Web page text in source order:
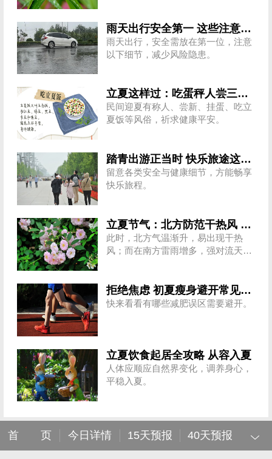
雨天出行安全第一 这些注意事项莫忽视
雨天出行，安全需放在第一位，注意
以下细节，减少风险隐患。
立夏这样过：吃蛋秤人尝三鲜 祈福健康好运来
民间迎夏有称人、尝新、挂蛋、吃立
夏饭等风俗，祈求健康平安。
踏青出游正当时 快乐旅途这几个细节莫忽视
留意各类安全与健康细节，方能畅享
快乐旅程。
立夏节气：北方防范干热风 南方警惕强对流
此时，北方气温渐升，易出现干热
风；而在南方雷雨增多，强对流天气
拒绝焦虑 初夏瘦身避开常见误区
快来看看有哪些减肥误区需要避开。
立夏饮食起居全攻略 从容入夏
人体应顺应自然界变化，调养身心，
平稳入夏。
首 页 今日详情 15天预报 40天预报